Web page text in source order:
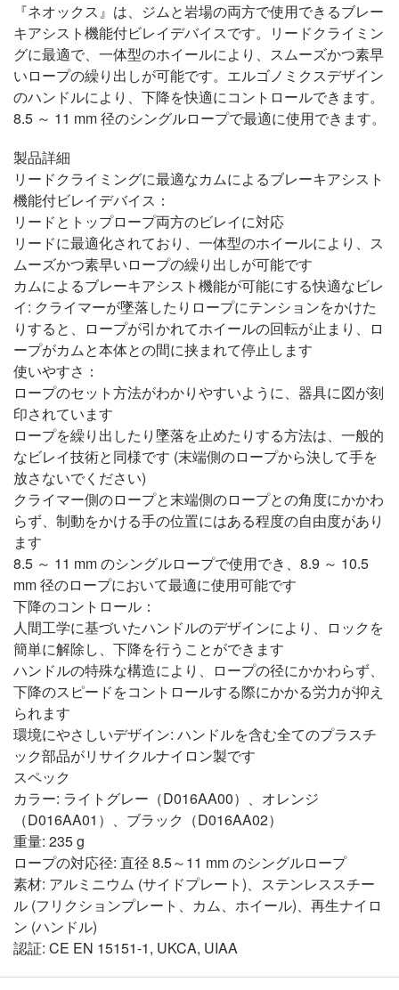
『ネオックス』は、ジムと岩場の両方で使用できるブレー
キアシスト機能付ビレイデバイスです。リードクライミン
グに最適で、一体型のホイールにより、スムーズかつ素早
いロープの繰り出しが可能です。エルゴノミクスデザイン
のハンドルにより、下降を快適にコントロールできます。
8.5 ～ 11 mm 径のシングルロープで最適に使用できます。
製品詳細
リードクライミングに最適なカムによるブレーキアシスト
機能付ビレイデバイス：
リードとトップロープ両方のビレイに対応
リードに最適化されており、一体型のホイールにより、ス
ムーズかつ素早いロープの繰り出しが可能です
カムによるブレーキアシスト機能が可能にする快適なビレ
イ: クライマーが墜落したりロープにテンションをかけた
りすると、ロープが引かれてホイールの回転が止まり、ロ
ープがカムと本体との間に挟まれて停止します
使いやすさ：
ロープのセット方法がわかりやすいように、器具に図が刻
印されています
ロープを繰り出したり墜落を止めたりする方法は、一般的
なビレイ技術と同様です (末端側のロープから決して手を
放さないでください)
クライマー側のロープと末端側のロープとの角度にかかわ
らず、制動をかける手の位置にはある程度の自由度があり
ます
8.5 ～ 11 mm のシングルロープで使用でき、8.9 ～ 10.5
mm 径のロープにおいて最適に使用可能です
下降のコントロール：
人間工学に基づいたハンドルのデザインにより、ロックを
簡単に解除し、下降を行うことができます
ハンドルの特殊な構造により、ロープの径にかかわらず、
下降のスピードをコントロールする際にかかる労力が抑え
られます
環境にやさしいデザイン: ハンドルを含む全てのプラスチ
ック部品がリサイクルナイロン製です
スペック
カラー: ライトグレー（D016AA00）、オレンジ
（D016AA01）、ブラック（D016AA02）
重量: 235 g
ロープの対応径: 直径 8.5～11 mm のシングルロープ
素材: アルミニウム (サイドプレート)、ステンレススチー
ル (フリクションプレート、カム、ホイール)、再生ナイロ
ン (ハンドル)
認証: CE EN 15151-1, UKCA, UIAA